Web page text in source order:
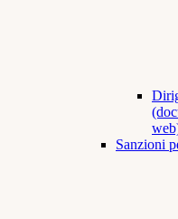
Sanzioni